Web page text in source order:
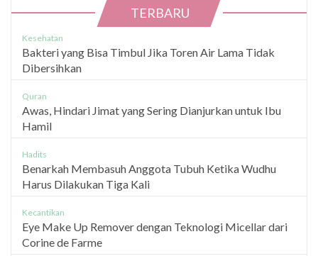
TERBARU
Kesehatan
Bakteri yang Bisa Timbul Jika Toren Air Lama Tidak
Dibersihkan
Quran
Awas, Hindari Jimat yang Sering Dianjurkan untuk Ibu
Hamil
Hadits
Benarkah Membasuh Anggota Tubuh Ketika Wudhu
Harus Dilakukan Tiga Kali
Kecantikan
Eye Make Up Remover dengan Teknologi Micellar dari
Corine de Farme